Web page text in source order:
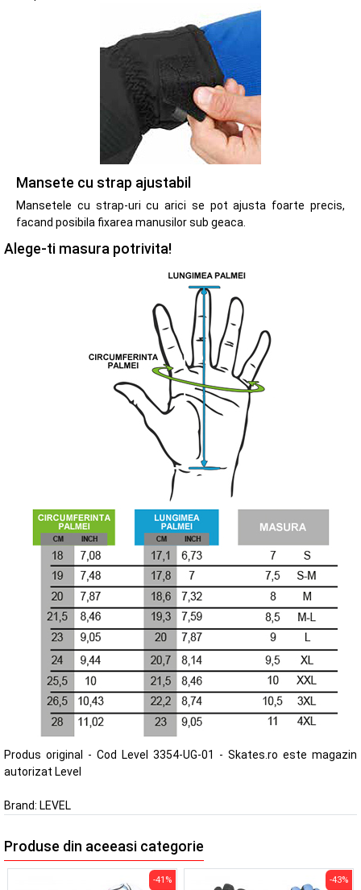
Mansete cu strap ajustabil
Mansetele cu strap-uri cu arici se pot ajusta foarte precis,
facand posibila fixarea manusilor sub geaca.
Alege-ti masura potrivita!
Produs original - Cod Level 3354-UG-01 - Skates.ro este magazin
autorizat Level
Brand: LEVEL
Produse din aceeasi categorie
-41% -43%